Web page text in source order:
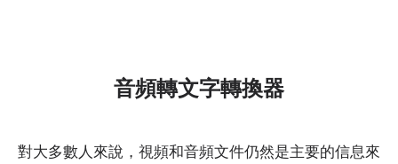
音頻轉文字轉換器
對大多數人來說，視頻和音頻文件仍然是主要的信息來